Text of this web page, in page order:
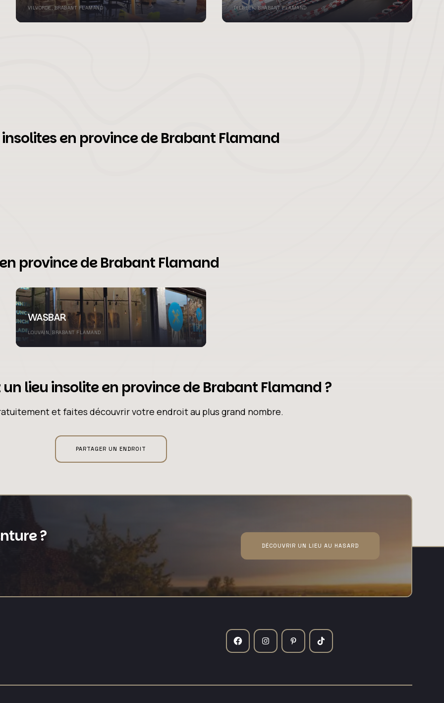
VILVORDE, BRABANT FLAMAND DILBEEK, BRABANT FLAMAND
en province de Brabant Flamand
province de Brabant Flamand
WASBAR
LOUVAIN, BRABANT FLAMAND
un lieu insolite en province de Brabant Flamand ?
et faites découvrir votre endroit au plus grand nombre.
PARTAGER UN ENDROIT
? DÉCOUVRIR UN LIEU AU HASARD